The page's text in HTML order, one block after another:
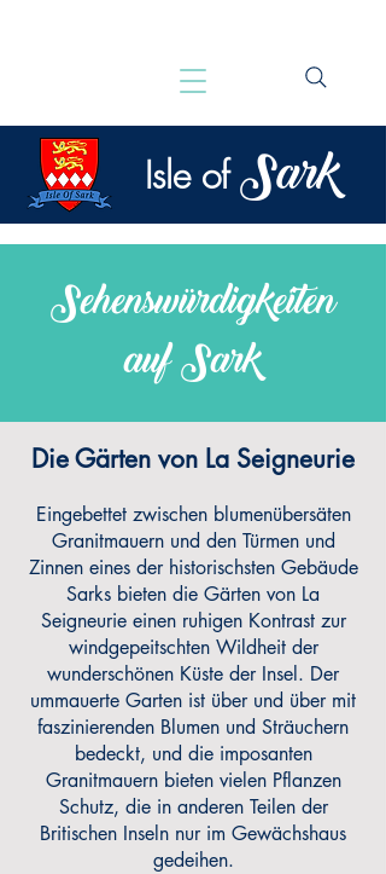
Isle of Sark
Sehenswürdigkeiten
auf Sark
Die Gärten von La Seigneurie
Eingebettet zwischen blumenübersäten
Granitmauern und den Türmen und
Zinnen eines der historischsten Gebäude
Sarks bieten die Gärten von La
Seigneurie einen ruhigen Kontrast zur
windgepeitschten Wildheit der
wunderschönen Küste der Insel. Der
ummauerte Garten ist über und über mit
faszinierenden Blumen und Sträuchern
bedeckt, und die imposanten
Granitmauern bieten vielen Pflanzen
Schutz, die in anderen Teilen der
Britischen Inseln nur im Gewächshaus
gedeihen.